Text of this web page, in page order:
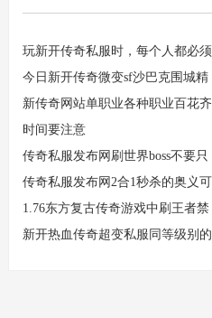
玩新开传奇私服时，每个人都必须
今日新开传奇微变sf沙巴克围城精
新传奇网站单职业各种职业百花齐
时间要注意
传奇私服发布网刷世界boss不要只
传奇私服发布网2合1秒杀的奥义可
1.76东方复古传奇游戏中刷王者禁
新开热血传奇超变私服同等级别的